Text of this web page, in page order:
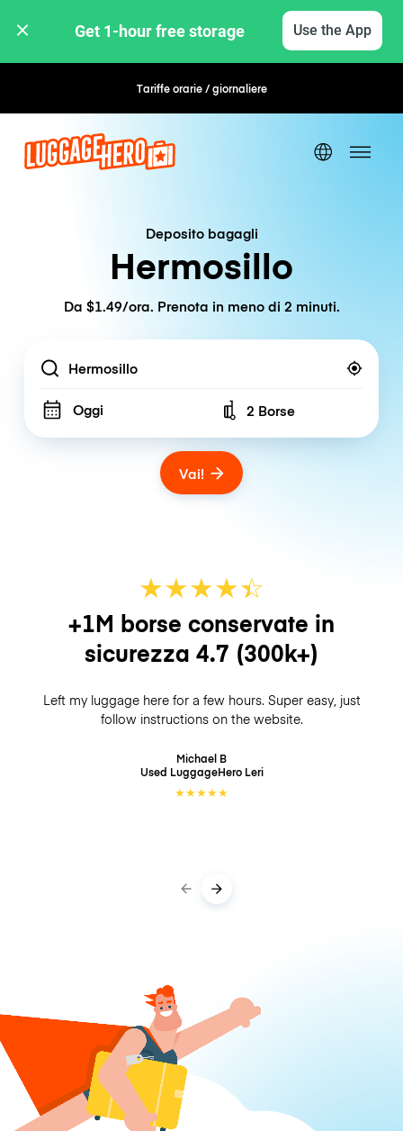
Get 1-hour free storage Use the App
Tariffe orarie / giornalierePrenotazione flessibile
Deposito bagagli
Hermosillo
Da $1.49/ora. Prenota in meno di 2 minuti.
Location
Oggi Number of bags
2 Borse
Vai!
★★★★☆
★
+1M borse conservate in
sicurezza 4.7 (300k+)
Left my luggage here for a few hours. Super easy, just
follow instructions on the website.
Michael B
Used LuggageHero Leri
★★★★★